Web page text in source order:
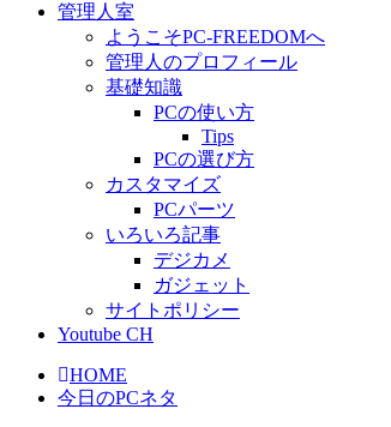
管理人室
ようこそPC-FREEDOMへ
管理人のプロフィール
基礎知識
PCの使い方
Tips
PCの選び方
カスタマイズ
PCパーツ
いろいろ記事
デジカメ
ガジェット
サイトポリシー
Youtube CH
HOME
今日のPCネタ